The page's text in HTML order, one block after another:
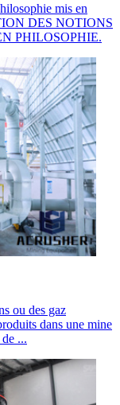
mis en
DES NOTIONS
PHILOSOPHIE.
ou des gaz
dans une mine
...